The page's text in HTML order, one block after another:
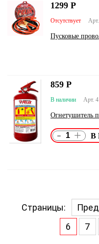
Отсутствует
Пусковые
1299 Р
Арт.
В наличии
Огнетушитель
859 Р
- +
Страницы:
6
7